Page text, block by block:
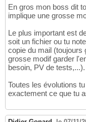
En gros mon boss dit
implique une grosse
Le plus important est
soit un fichier ou tu
copie du mail (toujours
grosse modif garder
besoin, PV de tests,...).
Toutes les évolutions
exactement ce que tu